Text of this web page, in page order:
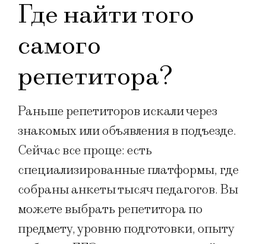
Где найти того
самого
репетитора?
Раньше репетиторов искали через
знакомых или объявления в подъезде.
Сейчас все проще: есть
специализированные платформы, где
собраны анкеты тысяч педагогов. Вы
можете выбрать репетитора по
предмету, уровню подготовки, опыту